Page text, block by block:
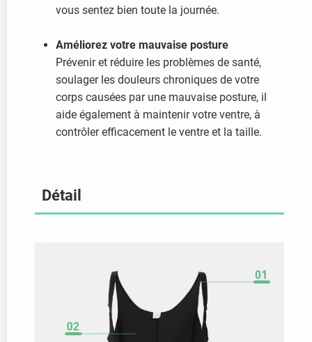
vous sentez bien toute la journée.
Améliorez votre mauvaise posture
Prévenir et réduire les problèmes de santé,
soulager les douleurs chroniques de votre
corps causées par une mauvaise posture, il
aide également à maintenir votre ventre, à
contrôler efficacement le ventre et la taille.
Détail